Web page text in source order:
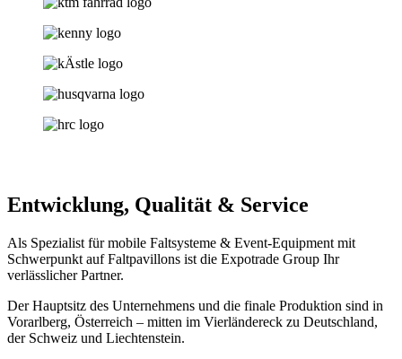
Entwicklung, Qualität & Service
Als Spezialist für mobile Faltsysteme & Event-Equipment mit
Schwerpunkt auf Faltpavillons ist die Expotrade Group Ihr
verlässlicher Partner.
Der Hauptsitz des Unternehmens und die finale Produktion sind in
Vorarlberg, Österreich – mitten im Vierländereck zu Deutschland,
der Schweiz und Liechtenstein.